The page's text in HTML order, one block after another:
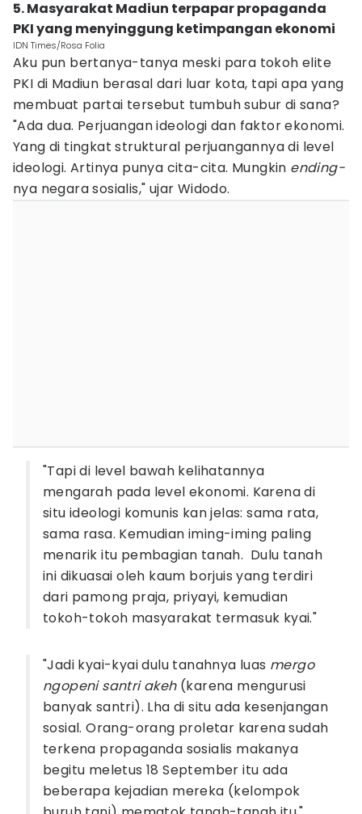
5. Masyarakat Madiun terpapar propaganda
PKI yang menyinggung ketimpangan ekonomi
IDN Times/Rosa Folia
Aku pun bertanya-tanya meski para tokoh elite
PKI di Madiun berasal dari luar kota, tapi apa yang
membuat partai tersebut tumbuh subur di sana?
"Ada dua. Perjuangan ideologi dan faktor ekonomi.
Yang di tingkat struktural perjuangannya di level
ideologi. Artinya punya cita-cita. Mungkin ending-
nya negara sosialis," ujar Widodo.
"Tapi di level bawah kelihatannya
mengarah pada level ekonomi. Karena di
situ ideologi komunis kan jelas: sama rata,
sama rasa. Kemudian iming-iming paling
menarik itu pembagian tanah. Dulu tanah
ini dikuasai oleh kaum borjuis yang terdiri
dari pamong praja, priyayi, kemudian
tokoh-tokoh masyarakat termasuk kyai."
"Jadi kyai-kyai dulu tanahnya luas mergo
ngopeni santri akeh (karena mengurusi
banyak santri). Lha di situ ada kesenjangan
sosial. Orang-orang proletar karena sudah
terkena propaganda sosialis makanya
begitu meletus 18 September itu ada
beberapa kejadian mereka (kelompok